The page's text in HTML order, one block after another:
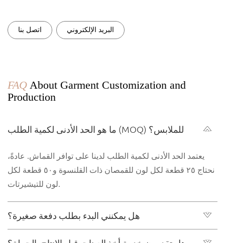
اتصل بنا البريد الإلكتروني
FAQ About Garment Customization and
Production
ما هو الحد الأدنى لكمية الطلب (MOQ) للملابس؟
يعتمد الحد الأدنى لكمية الطلب لدينا على توافر القماش. عادةً،
نحتاج ٢٥ قطعة لكل لون للقمصان ذات القلنسوة و٥٠ قطعة لكل
لون للتيشيرتات.
هل يمكنني البدء بطلب دفعة صغيرة؟